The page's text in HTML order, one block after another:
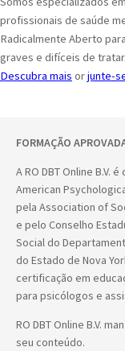
profissionais de saúde
Radicalmente Aberto
graves e difíceis de tratar.
Descubra mais orjunte-
FORMAÇÃO
A RO DBT Online B.V.
American
pela Association of
e pelo Conselho
Social do
do Estado de Nova
certificação em
para psicólogos e
RO DBT Online B.V.
seu conteúdo.